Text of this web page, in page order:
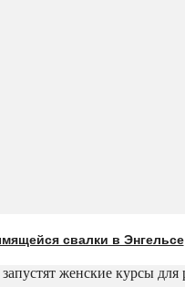
свалки в Энгельсе